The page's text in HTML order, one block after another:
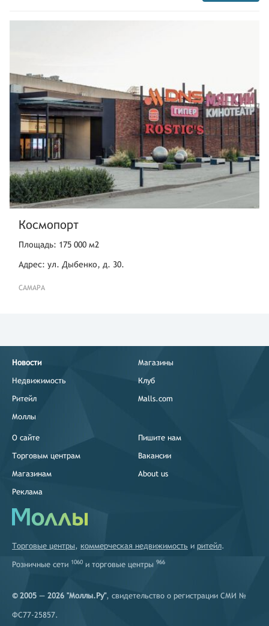
Космопорт
Площадь: 175 000 м2
Адрес: ул. Дыбенко, д. 30.
САМАРА
Новости
Недвижимость
Ритейл
Моллы
Магазины
Клуб
Malls.com
О сайте
Торговым центрам
Магазинам
Реклама
Пишите нам
Вакансии
About us
Торговые центры, коммерческая недвижимость и ритейл.
Розничные сети 1060 и торговые центры 966
© 2005 — 2026 "Моллы.Ру", свидетельство о регистрации СМИ №
ФС77-25857.